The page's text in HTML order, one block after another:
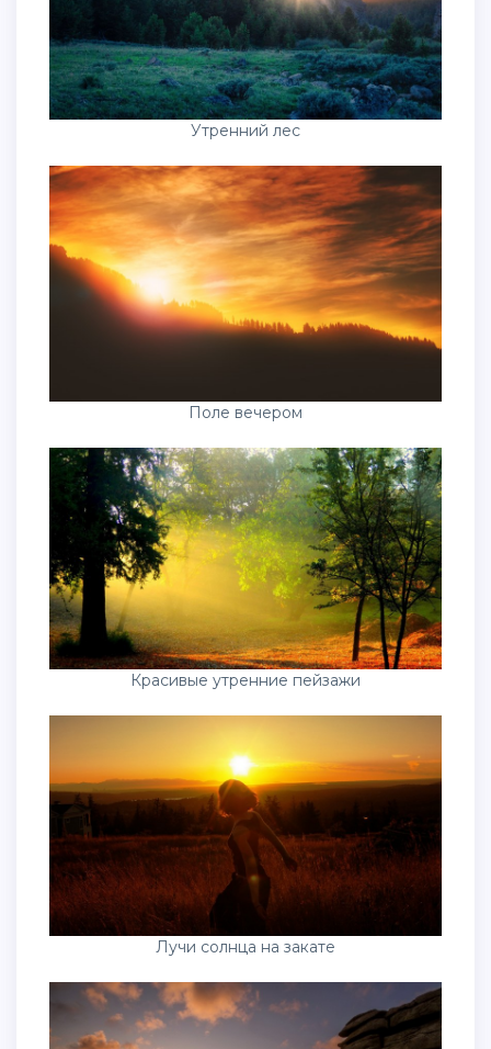
Утренний лес
Поле вечером
Красивые утренние пейзажи
Лучи солнца на закате